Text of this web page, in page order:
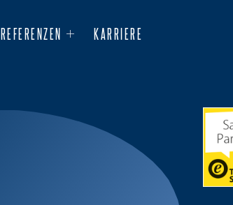
REFERENZEN KARRIERE